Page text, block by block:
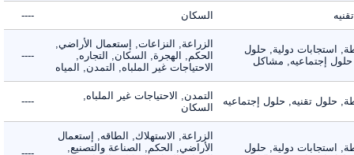
السكان ----
استجابات دولية, حلول
إجتماعيه, مشاكل
الزراعة, النزاعات, إستعمال الأراضي,
الحكم, الهجرة, السكان, التجاره,
الاحتياجات غير الملباه, التمدن, المياه
----
حلول تقنيه, حلول إجتماعيه
التمدن, الاحتياجات غير الملباه,
السكان
----
استجابات دولية, حلول
الزراعة, الاستهلاك, الطاقه, إستعمال
الأراضي, الحكم, الصناعة والتصنيع,